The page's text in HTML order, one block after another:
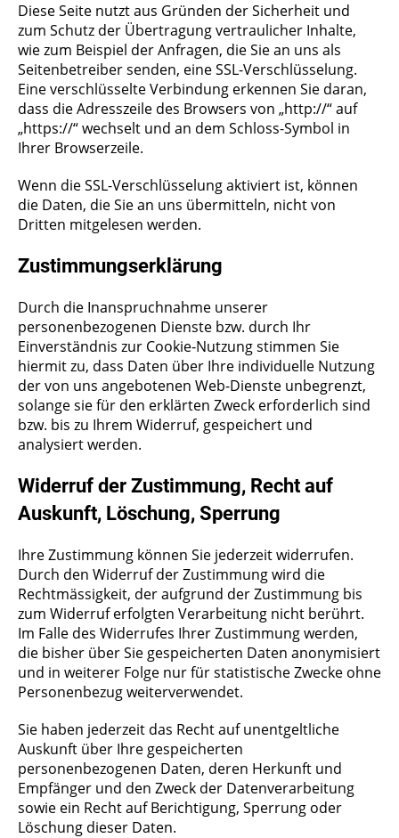
Diese Seite nutzt aus Gründen der Sicherheit und
zum Schutz der Übertragung vertraulicher Inhalte,
wie zum Beispiel der Anfragen, die Sie an uns als
Seitenbetreiber senden, eine SSL-Verschlüsselung.
Eine verschlüsselte Verbindung erkennen Sie daran,
dass die Adresszeile des Browsers von „http://“ auf
„https://“ wechselt und an dem Schloss-Symbol in
Ihrer Browserzeile.
Wenn die SSL-Verschlüsselung aktiviert ist, können
die Daten, die Sie an uns übermitteln, nicht von
Dritten mitgelesen werden.
Zustimmungserklärung
Durch die Inanspruchnahme unserer
personenbezogenen Dienste bzw. durch Ihr
Einverständnis zur Cookie-Nutzung stimmen Sie
hiermit zu, dass Daten über Ihre individuelle Nutzung
der von uns angebotenen Web-Dienste unbegrenzt,
solange sie für den erklärten Zweck erforderlich sind
bzw. bis zu Ihrem Widerruf, gespeichert und
analysiert werden.
Widerruf der Zustimmung, Recht auf
Auskunft, Löschung, Sperrung
Ihre Zustimmung können Sie jederzeit widerrufen.
Durch den Widerruf der Zustimmung wird die
Rechtmässigkeit, der aufgrund der Zustimmung bis
zum Widerruf erfolgten Verarbeitung nicht berührt.
Im Falle des Widerrufes Ihrer Zustimmung werden,
die bisher über Sie gespeicherten Daten anonymisiert
und in weiterer Folge nur für statistische Zwecke ohne
Personenbezug weiterverwendet.
Sie haben jederzeit das Recht auf unentgeltliche
Auskunft über Ihre gespeicherten
personenbezogenen Daten, deren Herkunft und
Empfänger und den Zweck der Datenverarbeitung
sowie ein Recht auf Berichtigung, Sperrung oder
Löschung dieser Daten.